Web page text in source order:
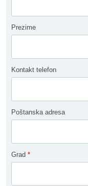
Prezime
Kontakt telefon
Poštanska adresa
Grad *